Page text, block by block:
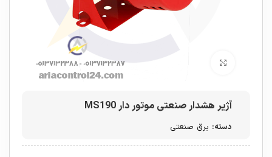
آژیر هشدار صنعتی موتور دار MS190
دسته: برق صنعتی